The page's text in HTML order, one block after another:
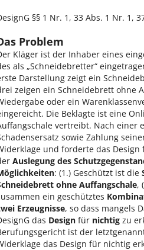
§§ 1 Nr. 1, 33 Abs. 1 Nr. 1,
Problem
Kläger ist der Inhaber eines
als „Schneidebretter“
Darstellung zeigt ein
zeigen ein Schneidebrett ohne
oder ein
Die Beklagte ist eine
vertreibt. Nach einer
sowie Zahlung
und forderte das
Auslegung des
: (1.) Geschützt ist die
ohne Auffangschale,
ein geschütztes
Erzeugnisse, so dass mangels
das Design für nichtig zu
ist der
das Design für nichtig